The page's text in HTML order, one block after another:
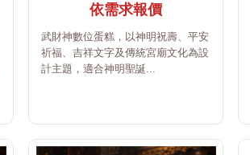
依需求報價
武財神數位蛋糕，以神明祝壽、平安
祈福、吉祥文字及傳統宮廟文化為設
計主題，適合神明聖誕...